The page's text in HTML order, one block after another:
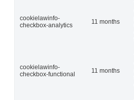
cookielawinfo-
checkbox-analytics
11 months
cookielawinfo-
checkbox-functional
11 months